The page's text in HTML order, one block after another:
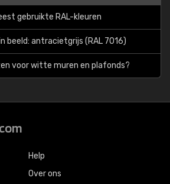
gebruikte RAL-kleuren
beeld: antracietgrijs (RAL 7016)
voor witte muren en plafonds?
Help
Over ons